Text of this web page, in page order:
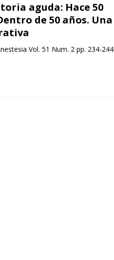
aguda: Hace 50
de 50 años. Una
Vol. 51 Num. 2 pp. 234-244